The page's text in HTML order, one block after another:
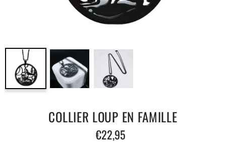
COLLIER LOUP EN FAMILLE
Prix
régulier
€22,95